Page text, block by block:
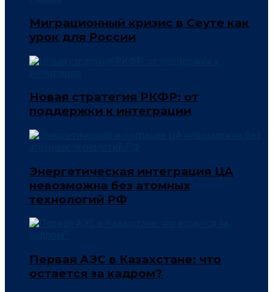
Миграционный кризис в Сеуте как
урок для России
Новая стратегия РКФР: от
поддержки к интеграции
Энергетическая интеграция ЦА
невозможна без атомных
технологий РФ
Первая АЭС в Казахстане: что
остается за кадром?